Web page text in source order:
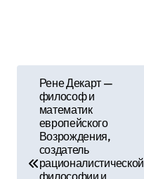
и
Рене Декарт —
философ и
математик
европейского
Возрождения,
создатель
рационалистической
философии и